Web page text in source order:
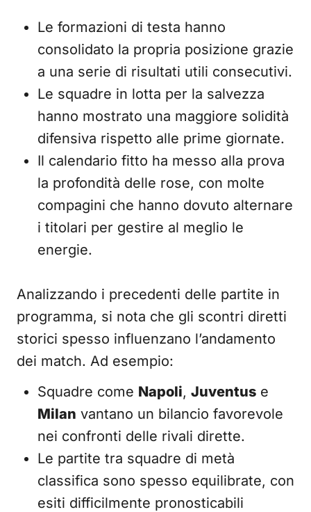
Le formazioni di testa hanno
consolidato la propria posizione grazie
a una serie di risultati utili consecutivi.
Le squadre in lotta per la salvezza
hanno mostrato una maggiore solidità
difensiva rispetto alle prime giornate.
Il calendario fitto ha messo alla prova
la profondità delle rose, con molte
compagini che hanno dovuto alternare
i titolari per gestire al meglio le
energie.
Analizzando i precedenti delle partite in
programma, si nota che gli scontri diretti
storici spesso influenzano l’andamento
dei match. Ad esempio:
Squadre come Napoli, Juventus e
Milan vantano un bilancio favorevole
nei confronti delle rivali dirette.
Le partite tra squadre di metà
classifica sono spesso equilibrate, con
esiti difficilmente pronosticabili